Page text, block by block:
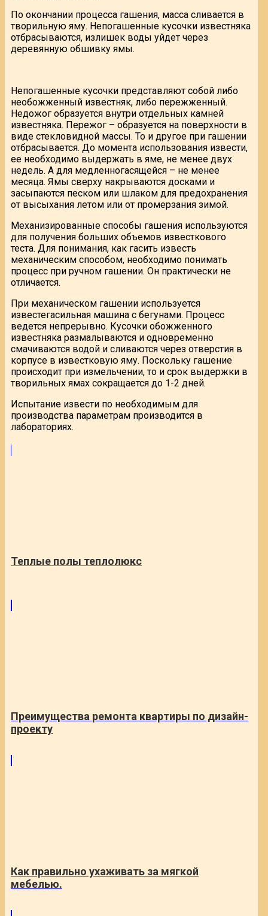
По окончании процесса гашения, масса сливается в
творильную яму. Непогашенные кусочки известняка
отбрасываются, излишек воды уйдет через
деревянную обшивку ямы.
Непогашенные кусочки представляют собой либо
необожженный известняк, либо пережженный.
Недожог образуется внутри отдельных камней
известняка. Пережог – образуется на поверхности в
виде стекловидной массы. То и другое при гашении
отбрасывается. До момента использования извести,
ее необходимо выдержать в яме, не менее двух
недель. А для медленногасящейся – не менее
месяца. Ямы сверху накрываются досками и
засыпаются песком или шлаком для предохранения
от высыхания летом или от промерзания зимой.
Механизированные способы гашения используются
для получения больших объемов известкового
теста. Для понимания, как гасить известь
механическим способом, необходимо понимать
процесс при ручном гашении. Он практически не
отличается.
При механическом гашении используется
известегасильная машина с бегунами. Процесс
ведется непрерывно. Кусочки обожженного
известняка размалываются и одновременно
смачиваются водой и сливаются через отверстия в
корпусе в известковую яму. Поскольку гашение
происходит при измельчении, то и срок выдержки в
творильных ямах сокращается до 1-2 дней.
Испытание извести по необходимым для
производства параметрам производится в
лабораториях.
Теплые полы теплолюкс
Преимущества ремонта квартиры по дизайн-
проекту
Как правильно ухаживать за мягкой
мебелью.